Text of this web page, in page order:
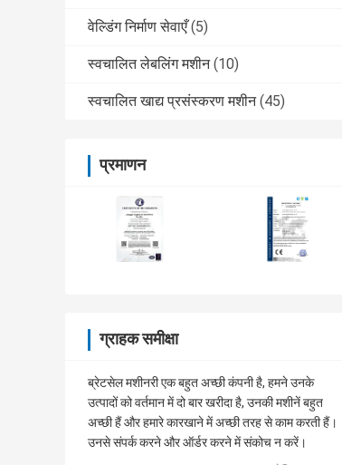
वेल्डिंग निर्माण सेवाएँ (5)
स्वचालित लेबलिंग मशीन (10)
स्वचालित खाद्य प्रसंस्करण मशीन (45)
प्रमाणन
ग्राहक समीक्षा
ब्रेटसेल मशीनरी एक बहुत अच्छी कंपनी है, हमने उनके
उत्पादों को वर्तमान में दो बार खरीदा है, उनकी मशीनें बहुत
अच्छी हैं और हमारे कारखाने में अच्छी तरह से काम करती हैं।
उनसे संपर्क करने और ऑर्डर करने में संकोच न करें।